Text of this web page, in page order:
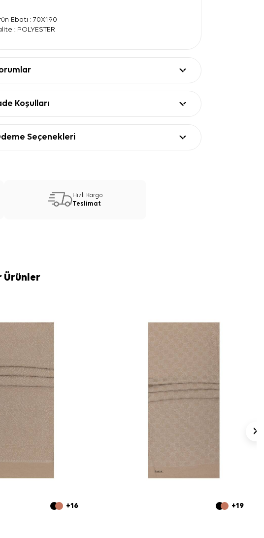
Ebatı : 70X190
: POLYESTER
Koşulları
Seçenekleri
Hızlı Kargo
Teslimat
Ürünler
+16 +19